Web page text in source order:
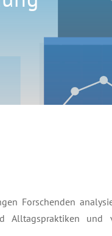
Forschenden
Alltagspraktiken und